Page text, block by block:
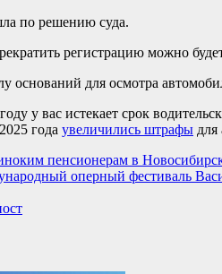
по решению суда.
регистрацию можно
оснований для осмотра
у вас истекает срок
года увеличились штрафы для
пенсионерам в
оперный фестиваль